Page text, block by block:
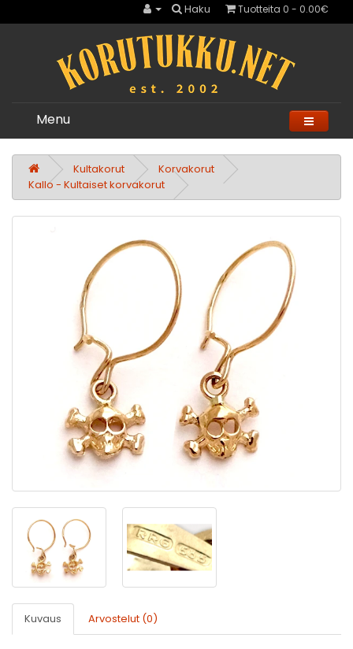
Haku Tuotteita 0 - 0.00€
Menu
Kultakorut
Korvakorut
Kallo - Kultaiset korvakorut
Kuvaus Arvostelut (0)